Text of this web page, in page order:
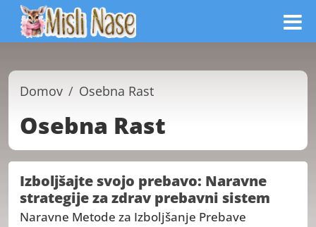
Domov Osebna Rast
Osebna Rast
Izboljšajte svojo prebavo: Naravne
strategije za zdrav prebavni sistem
Naravne Metode za Izboljšanje Prebave